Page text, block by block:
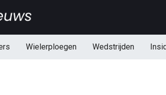
Wielerploegen Wedstrijden